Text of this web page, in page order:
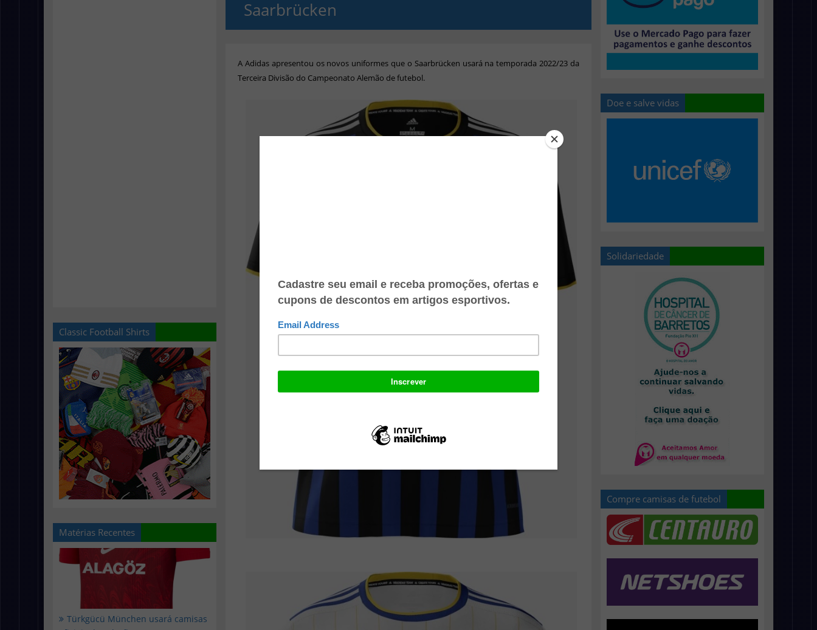
Classic Football Shirts
Matérias Recentes
Türkgücü München usará camisas
Saarbrücken
A Adidas apresentou os novos uniformes que o Saarbrücken usará na temporada 2022/23 da
Terceira Divisão do Campeonato Alemão de futebol.
Doe e salve vidas
Solidariedade
Compre camisas de futebol